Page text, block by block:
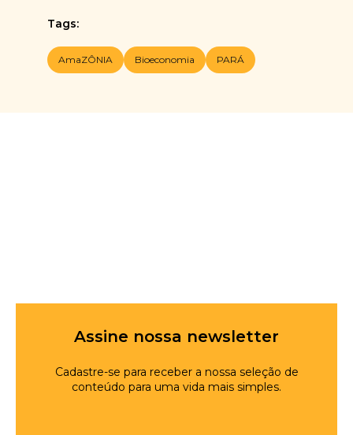
Tags:
AmaZÔNIA Bioeconomia PARÁ
Assine nossa newsletter
Cadastre-se para receber a nossa seleção de
conteúdo para uma vida mais simples.